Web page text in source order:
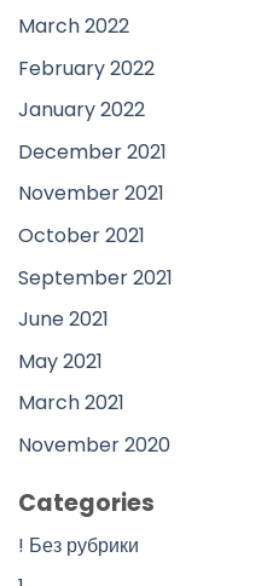
March 2022
February 2022
January 2022
December 2021
November 2021
October 2021
September 2021
June 2021
May 2021
March 2021
November 2020
Categories
! Без рубрики